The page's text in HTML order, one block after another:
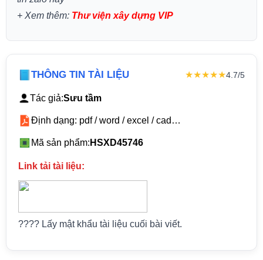
+ Xem thêm: Thư viện xây dựng VIP
THÔNG TIN TÀI LIỆU ★★★★★4.7/5
Tác giả:Sưu tầm
Định dạng: pdf / word / excel / cad…
Mã sản phẩm: HSXD45746
Link tải tài liệu:
???? Lấy mật khẩu tài liệu cuối bài viết.